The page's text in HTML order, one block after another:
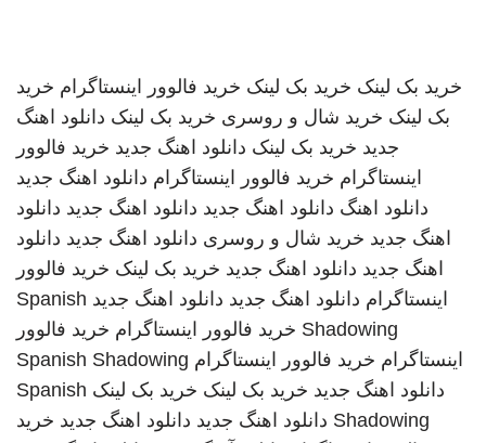
خرید بک لینک خرید بک لینک خرید فالوور اینستاگرام خرید
بک لینک خرید شال و روسری خرید بک لینک دانلود اهنگ
جدید خرید بک لینک دانلود اهنگ جدید خرید فالوور
اینستاگرام خرید فالوور اینستاگرام دانلود اهنگ جدید
دانلود اهنگ دانلود اهنگ جدید دانلود اهنگ جدید دانلود
اهنگ جدید خرید شال و روسری دانلود اهنگ جدید دانلود
اهنگ جدید دانلود اهنگ جدید خرید بک لینک خرید فالوور
اینستاگرام دانلود اهنگ جدید دانلود اهنگ جدید Spanish
Shadowing خرید فالوور اینستاگرام خرید فالوور
اینستاگرام خرید فالوور اینستاگرام Spanish Shadowing
دانلود اهنگ جدید خرید بک لینک خرید بک لینک Spanish
Shadowing دانلود اهنگ جدید دانلود اهنگ جدید خرید